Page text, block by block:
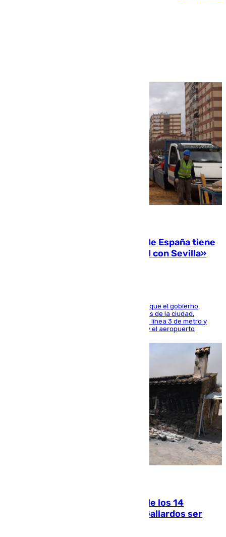
Javier Fernández: «El Gobierno de España tiene
una preocupación y una prioridad con Sevilla»
El presidente de la Diputación de Sevilla alega que el gobierno
central está apostando por las infraestructuras de la ciudad,
habiendo destinado 650 millones de euros a la línea 3 de metro y
300 a la rede de cercanías entre Santa Justa y el aeropuerto
La Justicia ofrece a las familias de los 14
fallecidos en el incendio de Los Gallardos ser